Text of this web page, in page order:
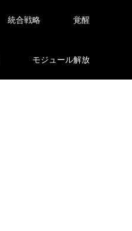
統合戦略 覚醒
モジュール解放